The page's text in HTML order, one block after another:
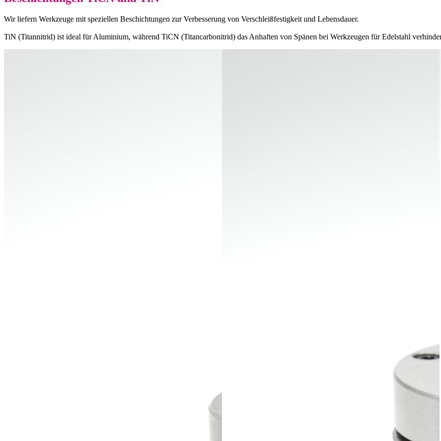
Wir liefern Werkzeuge mit speziellen Beschichtungen zur Verbesserung von Verschleißfestigkeit und Lebensdauer.
TiN (Titannitrid) ist ideal für Aluminium, während TiCN (Titancarbonitrid) das Anhaften von Spänen bei Werkzeugen für Edelstahl